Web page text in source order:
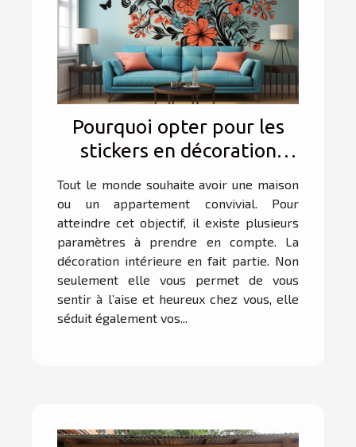
Pourquoi opter pour les
stickers en décoration
Tout le monde souhaite avoir une maison
ou un appartement convivial. Pour
atteindre cet objectif, il existe plusieurs
paramètres à prendre en compte. La
décoration intérieure en fait partie. Non
seulement elle vous permet de vous
sentir à l’aise et heureux chez vous, elle
séduit également vos...